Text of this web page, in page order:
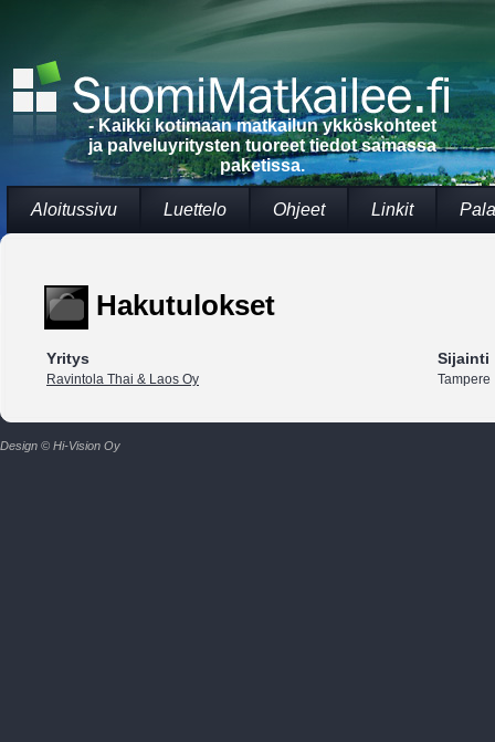
- Kaikki kotimaan matkailun ykköskohteet
ja palveluyritysten tuoreet tiedot samassa
paketissa.
Aloitussivu Luettelo Ohjeet Linkit
Hakutulokset
Yritys Sijainti
Ravintola Thai & Laos Oy Tampere
Design © Hi-Vision Oy